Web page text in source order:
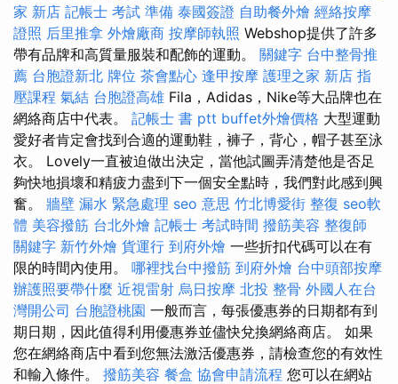
家 新店 記帳士 考試 準備 泰國簽證 自助餐外燴 經絡按摩
證照 后里推拿 外燴廠商 按摩師執照 Webshop提供了許多
帶有品牌和高質量服裝和配飾的運動。 關鍵字 台中整骨推
薦 台胞證新北 牌位 茶會點心 逢甲按摩 護理之家 新店 指
壓課程 氣結 台胞證高雄 Fila，Adidas，Nike等大品牌也在
網絡商店中代表。 記帳士 書 ptt buffet外燴價格 大型運動
愛好者肯定會找到合適的運動鞋，褲子，背心，帽子甚至泳
衣。 Lovely一直被迫做出決定，當他試圖弄清楚他是否足
夠快地損壞和精疲力盡到下一個安全點時，我們對此感到興
奮。 牆壁 漏水 緊急處理 seo 意思 竹北博愛街 整復 seo軟
體 美容撥筋 台北外燴 記帳士 考試時間 撥筋美容 整復師
關鍵字 新竹外燴 貨運行 到府外燴 一些折扣代碼可以在有
限的時間內使用。 哪裡找台中撥筋 到府外燴 台中頭部按摩
辦護照要帶什麼 近視雷射 烏日按摩 北投 整骨 外國人在台
灣開公司 台胞證桃園 一般而言，每張優惠券的日期都有到
期日期，因此值得利用優惠券並儘快兌換網絡商店。 如果
您在網絡商店中看到您無法激活優惠券，請檢查您的有效性
和輸入條件。 撥筋美容 餐盒 協會申請流程 您可以在網站